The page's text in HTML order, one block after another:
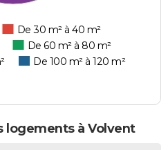
De 30 m² à 40 m²
De 60 m² à 80 m²
De 100 m² à 120 m²
logements à Volvent